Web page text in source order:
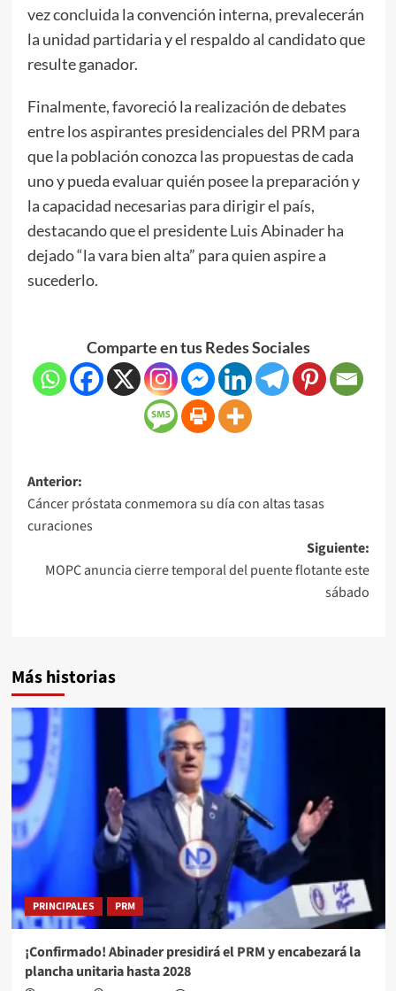
vez concluida la convención interna, prevalecerán
la unidad partidaria y el respaldo al candidato que
resulte ganador.
Finalmente, favoreció la realización de debates
entre los aspirantes presidenciales del PRM para
que la población conozca las propuestas de cada
uno y pueda evaluar quién posee la preparación y
la capacidad necesarias para dirigir el país,
destacando que el presidente Luis Abinader ha
dejado “la vara bien alta” para quien aspire a
sucederlo.
Comparte en tus Redes Sociales
Anterior:
Cáncer próstata conmemora su día con altas tasas
curaciones
Siguiente:
MOPC anuncia cierre temporal del puente flotante este
sábado
Más historias
PRINCIPALES PRM
¡Confirmado! Abinader presidirá el PRM y encabezará la
plancha unitaria hasta 2028